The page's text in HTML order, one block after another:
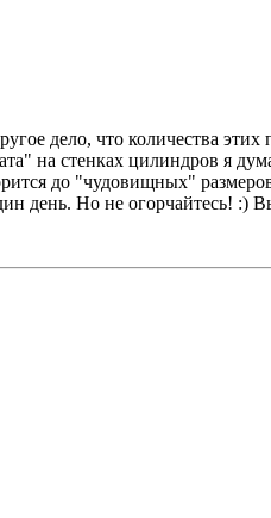
дело, что количества
на стенках цилиндров я
до "чудовищных"
день. Но не огорчайтесь!